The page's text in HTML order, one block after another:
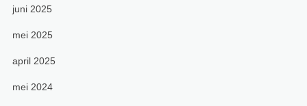
juni 2025
mei 2025
april 2025
mei 2024